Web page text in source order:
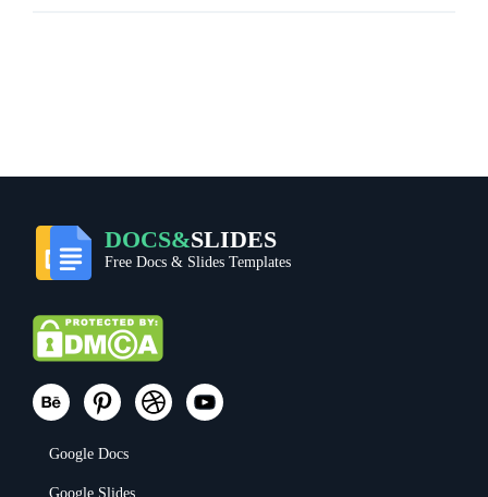
DOCS&SLIDES
Free Docs & Slides Templates
Google Docs
Google Slides